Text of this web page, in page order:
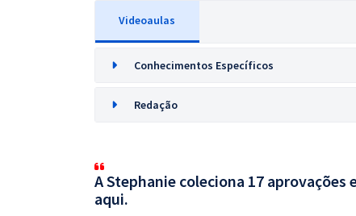
Videoaulas
Conhecimentos Específicos
Redação
A Stephanie coleciona 17
aqui.